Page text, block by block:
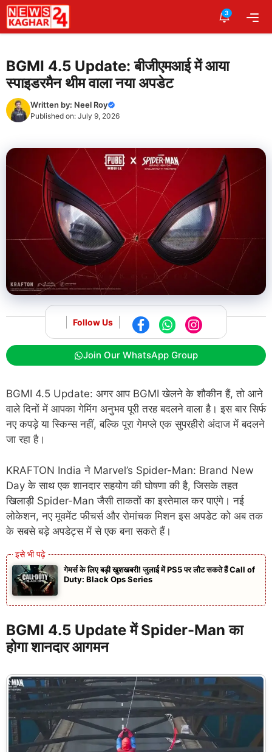
Skip
to
content
3
BGMI 4.5 Update: बीजीएमआई में आया
स्पाइडरमैन थीम वाला नया अपडेट
Written by: Neel Roy
Published on: July 9, 2026
Follow Us
Join Our WhatsApp Group
BGMI 4.5 Update: अगर आप BGMI खेलने के शौकीन हैं, तो आने
वाले दिनों में आपका गेमिंग अनुभव पूरी तरह बदलने वाला है। इस बार सिर्फ
नए कपड़े या स्किन्स नहीं, बल्कि पूरा गेमप्ले एक सुपरहीरो अंदाज में बदलने
जा रहा है।
KRAFTON India ने Marvel’s Spider-Man: Brand New
Day के साथ एक शानदार सहयोग की घोषणा की है, जिसके तहत
खिलाड़ी Spider-Man जैसी ताकतों का इस्तेमाल कर पाएंगे। नई
लोकेशन, नए मूवमेंट फीचर्स और रोमांचक मिशन इस अपडेट को अब तक
के सबसे बड़े अपडेट्स में से एक बना सकते हैं।
गेमर्स के लिए बड़ी खुशखबरी! जुलाई में PS5 पर लौट सकते हैं Call of
Duty: Black Ops Series
BGMI 4.5 Update में Spider-Man का
होगा शानदार आगमन